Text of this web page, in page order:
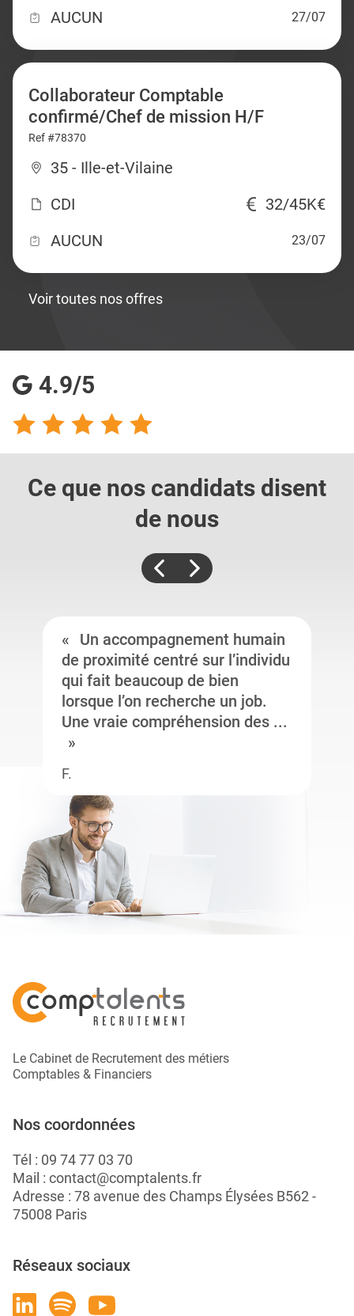
AUCUN
27/07
Collaborateur Comptable
confirmé/Chef de mission H/F
Ref #78370
35 - Ille-et-Vilaine
CDI
32/45K€
AUCUN
23/07
Voir toutes nos offres
4.9/5
Ce que nos candidats disent
de nous
Un accompagnement humain
de proximité centré sur l’individu
qui fait beaucoup de bien
lorsque l’on recherche un job.
Une vraie compréhension des ...
F.
Le Cabinet de Recrutement des métiers
Comptables & Financiers
Nos coordonnées
Tél : 09 74 77 03 70
Mail : contact@comptalents.fr
Adresse : 78 avenue des Champs Élysées B562 -
75008 Paris
Réseaux sociaux